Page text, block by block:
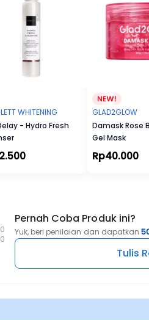
WHITENING
- Hydro Fresh
GLAD2GLOW
Damask Rose
Gel Mask
Rp40.000
0
0
Pernah Coba Produk ini?
Yuk, beri penilaian dan dapatkan
Tulis